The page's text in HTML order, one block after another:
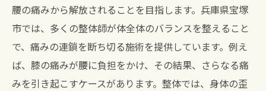
腰の痛みから解放されることを目指します。兵庫県宝塚
市では、多くの整体師が体全体のバランスを整えること
で、痛みの連鎖を断ち切る施術を提供しています。例え
ば、膝の痛みが腰に負担をかけ、その結果、さらなる痛
みを引き起こすケースがあります。整体では、身体の歪